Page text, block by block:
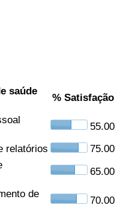
saúde
% Satisfação
55.00
relatórios
75.00
65.00
de
70.00
por País